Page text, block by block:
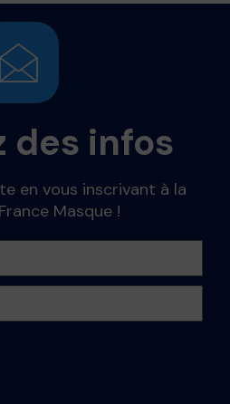
des infos
en vous inscrivant à la
Masque !